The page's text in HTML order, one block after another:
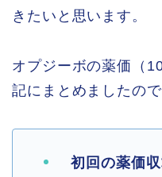
きたいと思います。
オプジーボの薬価（
記にまとめましたの
初回の薬価収